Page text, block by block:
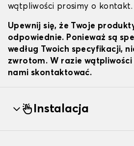
wątpliwości prosimy o kontakt.
Upewnij się, że Twoje
odpowiednie. Ponieważ są
według Twoich specyfikacji,
zwrotom. W razie wątpliwości
nami skontaktować.
Instalacja